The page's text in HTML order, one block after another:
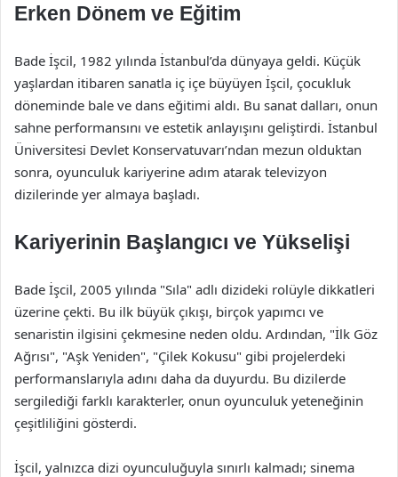
Erken Dönem ve Eğitim
Bade İşcil, 1982 yılında İstanbul’da dünyaya geldi. Küçük
yaşlardan itibaren sanatla iç içe büyüyen İşcil, çocukluk
döneminde bale ve dans eğitimi aldı. Bu sanat dalları, onun
sahne performansını ve estetik anlayışını geliştirdi. İstanbul
Üniversitesi Devlet Konservatuvarı’ndan mezun olduktan
sonra, oyunculuk kariyerine adım atarak televizyon
dizilerinde yer almaya başladı.
Kariyerinin Başlangıcı ve Yükselişi
Bade İşcil, 2005 yılında "Sıla" adlı dizideki rolüyle dikkatleri
üzerine çekti. Bu ilk büyük çıkışı, birçok yapımcı ve
senaristin ilgisini çekmesine neden oldu. Ardından, "İlk Göz
Ağrısı", "Aşk Yeniden", "Çilek Kokusu" gibi projelerdeki
performanslarıyla adını daha da duyurdu. Bu dizilerde
sergilediği farklı karakterler, onun oyunculuk yeteneğinin
çeşitliliğini gösterdi.
İşcil, yalnızca dizi oyunculuğuyla sınırlı kalmadı; sinema